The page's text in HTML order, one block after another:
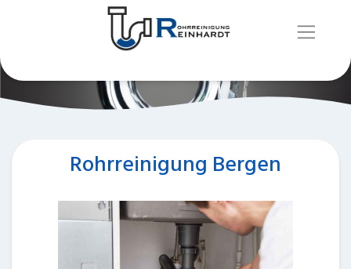
Rohrreinigung Bergen